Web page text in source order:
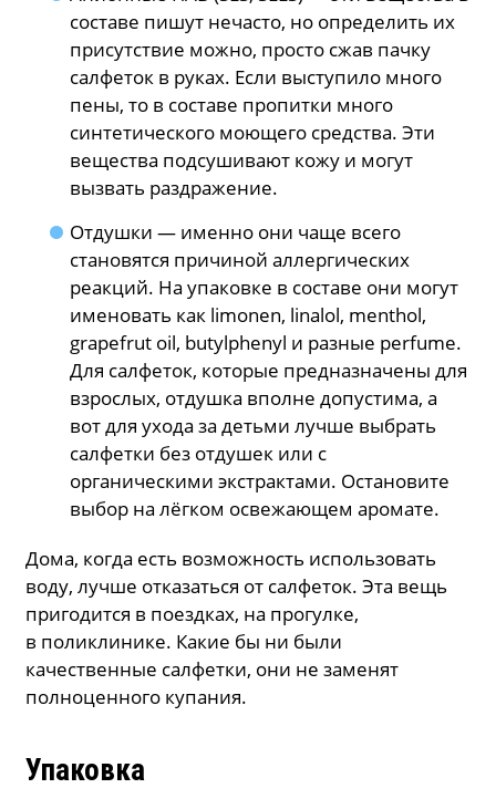
составе пишут нечасто, но определить их
присутствие можно, просто сжав пачку
салфеток в руках. Если выступило много
пены, то в составе пропитки много
синтетического моющего средства. Эти
вещества подсушивают кожу и могут
вызвать раздражение.
Отдушки — именно они чаще всего
становятся причиной аллергических
реакций. На упаковке в составе они могут
именовать как limonen, linalol, menthol,
grapefrut oil, butylphenyl и разные perfume.
Для салфеток, которые предназначены для
взрослых, отдушка вполне допустима, а
вот для ухода за детьми лучше выбрать
салфетки без отдушек или с
органическими экстрактами. Остановите
выбор на лёгком освежающем аромате.
Дома, когда есть возможность использовать
воду, лучше отказаться от салфеток. Эта вещь
пригодится в поездках, на прогулке,
в поликлинике. Какие бы ни были
качественные салфетки, они не заменят
полноценного купания.
Упаковка